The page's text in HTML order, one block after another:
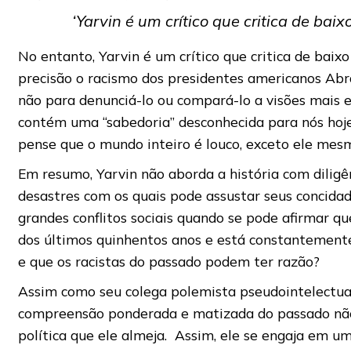
‘Yarvin é um crítico que critica de
No entanto, Yarvin é um crítico que critica de
precisão o racismo dos presidentes americanos
não para denunciá-lo ou compará-lo a visões mais
contém uma “sabedoria” desconhecida para nós
pense que o mundo inteiro é louco, exceto ele
Em resumo, Yarvin não aborda a história com
desastres com os quais pode assustar seus
grandes conflitos sociais quando se pode afirmar
dos últimos quinhentos anos e está
e que os racistas do passado podem ter razão?
Assim como seu colega polemista
compreensão ponderada e matizada do passado
política que ele almeja. Assim, ele se engaja em